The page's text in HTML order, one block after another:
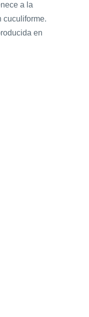
a la
cuculiforme.
en